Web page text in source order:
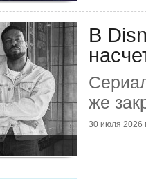
В
же
30 июля 2026